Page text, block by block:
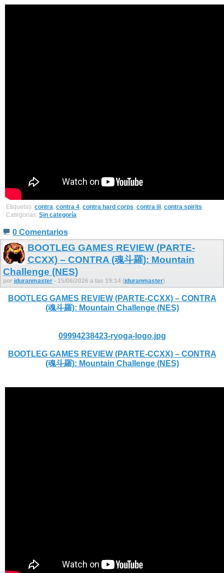
Etiquetas: contra, contra 4, contra hard corps, contra iii, contra spirits
Categorías: Sin categoría
0 Comentarios
BOOTLEG GAMES REVIEW (PARTE-
CCXX) – CONTRA (魂斗羅): Mountain
Challenge (NES)
por jduranmaster - 15/06/2026 a las 19:14 (jduranmaster)
BOOTLEG GAMES REVIEW (PARTE-CCXX) – CONTRA
(魂斗羅): Mountain Challenge (NES)
09994238423-ryoga-logo.jpg
BOOTLEG GAMES REVIEW (PARTE-CCXX) – CONTRA
(魂斗羅): Mountain Challenge (NES)